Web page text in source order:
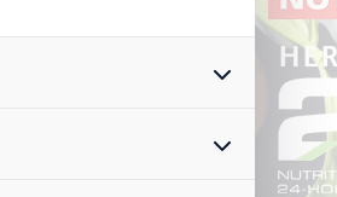
s uživáním cookies. Pro